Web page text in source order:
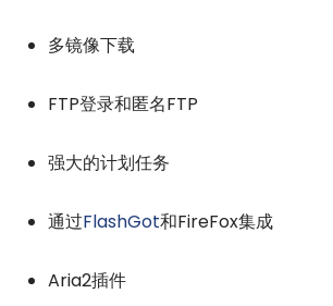
多镜像下载
FTP登录和匿名FTP
强大的计划任务
通过FlashGot和FireFox集成
Aria2插件